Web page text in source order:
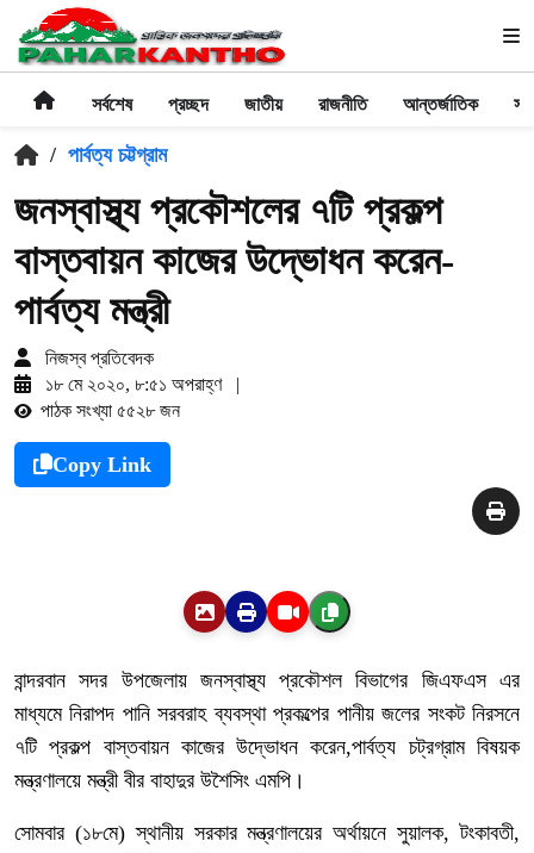
সর্বশেষ প্রচ্ছদ জাতীয় রাজনীতি আন্তর্জাতিক
/ পার্বত্য চট্টগ্রাম
জনস্বাস্থ্য প্রকৌশলের ৭টি প্রকল্প
বাস্তবায়ন কাজের উদ্ভোধন করেন-
পার্বত্য মন্ত্রী
নিজস্ব প্রতিবেদক
১৮ মে ২০২০, ৮:৫১ অপরাহ্ণ
|
পাঠক সংখ্যা ৫৫২৮ জন
Copy Link
বান্দরবান সদর উপজেলায় জনস্বাস্থ্য প্রকৌশল বিভাগের জিএফএস এর
মাধ্যমে নিরাপদ পানি সরবরাহ ব্যবস্থা প্রকল্পের পানীয় জলের সংকট নিরসনে
৭টি প্রকল্প বাস্তবায়ন কাজের উদ্ভোধন করেন,পার্বত্য চট্রগ্রাম বিষয়ক
মন্ত্রণালয়ে মন্ত্রী বীর বাহাদুর উশৈসিং এমপি।
সোমবার (১৮মে) স্থানীয় সরকার মন্ত্রণালয়ের অর্থায়নে সুয়ালক, টংকাবতী,